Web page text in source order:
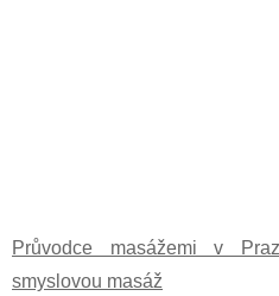
Průvodce masážemi v
smyslovou masáž